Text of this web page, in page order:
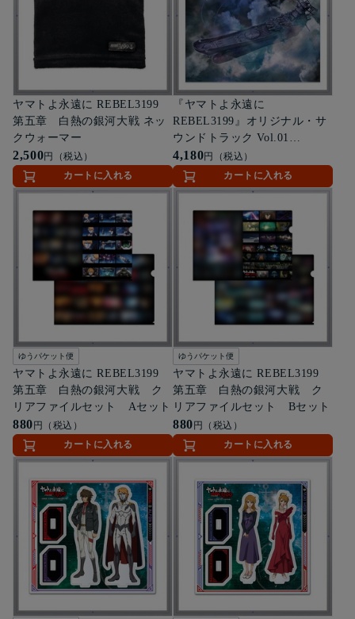
ヤマトよ永遠に REBEL3199
第五章 白熱の銀河大戦 ネッ
クウォーマー
2,500円（税込）
カートに入れる
『ヤマトよ永遠に
REBEL3199』オリジナル・サ
ウンドトラック Vol.01
(UHQCD仕様)
4,180円（税込）
カートに入れる
ゆうパケット便
ヤマトよ永遠に REBEL3199
第五章 白熱の銀河大戦 ク
リアファイルセット Aセット
880円（税込）
カートに入れる
ゆうパケット便
ヤマトよ永遠に REBEL3199
第五章 白熱の銀河大戦 ク
リアファイルセット Bセット
880円（税込）
カートに入れる